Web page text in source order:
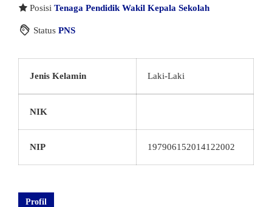
Posisi Tenaga Pendidik Wakil Kepala Sekolah
Status PNS
Jenis Kelamin Laki-Laki
NIK
NIP 197906152014122002
Profil